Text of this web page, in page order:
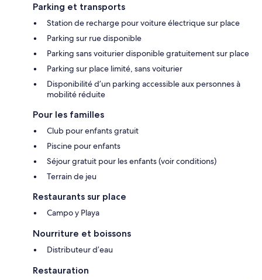
Parking et transports
Station de recharge pour voiture électrique sur place
Parking sur rue disponible
Parking sans voiturier disponible gratuitement sur place
Parking sur place limité, sans voiturier
Disponibilité d’un parking accessible aux personnes à
mobilité réduite
Pour les familles
Club pour enfants gratuit
Piscine pour enfants
Séjour gratuit pour les enfants (voir conditions)
Terrain de jeu
Restaurants sur place
Campo y Playa
Nourriture et boissons
Distributeur d’eau
Restauration